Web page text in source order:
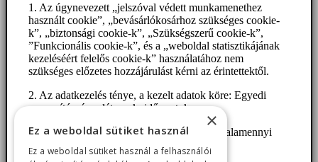
1. Az úgynevezett „jelszóval védett munkamenethez
használt cookie”, „bevásárlókosárhoz szükséges cookie-
k”, „biztonsági cookie-k”, „Szükségszerű cookie-k”,
”Funkcionális cookie-k”, és a „weboldal statisztikájának
kezeléséért felelős cookie-k” használatához nem
szükséges előzetes hozzájárulást kérni az érintettektől.
2. Az adatkezelés ténye, a kezelt adatok köre: Egyedi
azonosítószám, dátumok, időpontok
3. Az érintettek köre: A weboldalt látogató valamennyi
érintett.
×
Ez a weboldal sütiket használ
Ez a weboldal sütiket használ a felhasználói